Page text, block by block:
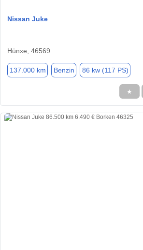
Nissan Juke
Hünxe, 46569
137.000 km Benzin 86 kw (117 PS)
★